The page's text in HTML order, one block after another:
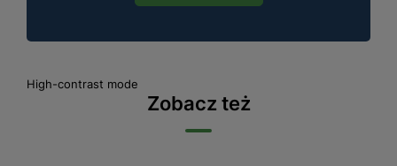
High-contrast mode
Zobacz też